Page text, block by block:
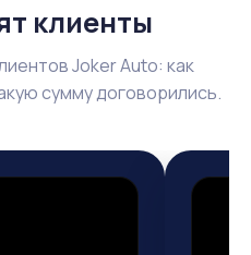
клиенты
Joker Auto: как
сумму договорились.